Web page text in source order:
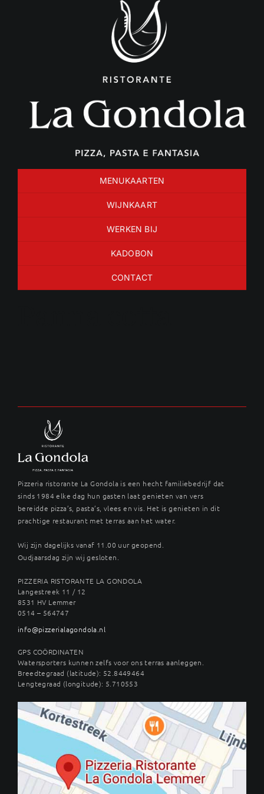
MENUKAARTEN
WIJNKAART
WERKEN BIJ
KADOBON
CONTACT
Pizzeria ristorante La Gondola is een hecht familiebedrijf dat
sinds 1984 elke dag hun gasten laat genieten van vers
bereidde pizza’s, pasta’s, vlees en vis. Het is genieten in dit
prachtige restaurant met terras aan het water.
Wij zijn dagelijks vanaf 11.00 uur geopend.
Oudjaarsdag zijn wij gesloten.
PIZZERIA RISTORANTE LA GONDOLA
Langestreek 11 / 12
8531 HV Lemmer
0514 – 564747
info@pizzerialagondola.nl
GPS COÖRDINATEN
Watersporters kunnen zelfs voor ons terras aanleggen.
Breedtegraad (latitude): 52.8449464
Lengtegraad (longitude): 5.710553